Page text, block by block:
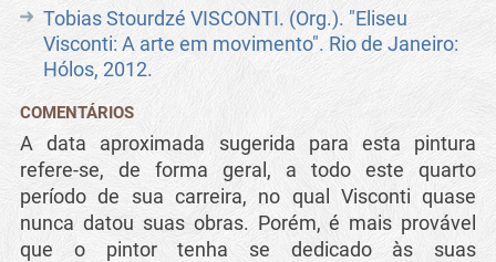
Tobias Stourdzé VISCONTI. (Org.). "Eliseu
Visconti: A arte em movimento". Rio de Janeiro:
Hólos, 2012.
COMENTÁRIOS
A data aproximada sugerida para esta pintura
refere-se, de forma geral, a todo este quarto
período de sua carreira, no qual Visconti quase
nunca datou suas obras. Porém, é mais provável
que o pintor tenha se dedicado às suas